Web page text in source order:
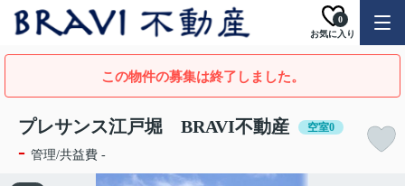
お気に入り
0
この物件の募集は終了しました。
プレサンス江戸堀 BRAVI不動産 空室0
- 管理/共益費 -